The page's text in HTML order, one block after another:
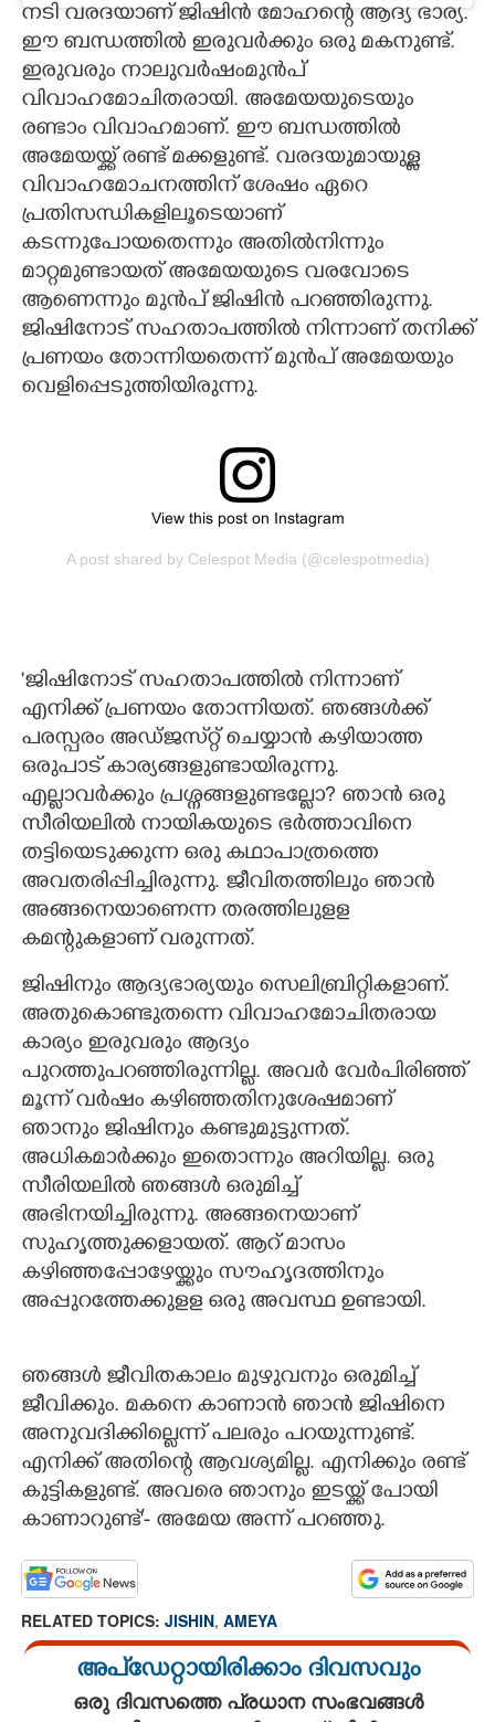
നടി വരദയാണ് ജിഷിൻ മോഹന്റെ ആദ്യ ഭാര്യ.
ഈ ബന്ധത്തിൽ ഇരുവർക്കും ഒരു മകനുണ്ട്.
ഇരുവരും നാലുവർഷംമുൻപ്
വിവാഹമോചിതരായി. അമേയയുടെയും
രണ്ടാം വിവാഹമാണ്. ഈ ബന്ധത്തിൽ
അമേയയ്ക്ക് രണ്ട് മക്കളുണ്ട്. വരദയുമായുള്ള
വിവാഹമോചനത്തിന് ശേഷം ഏറെ
പ്രതിസന്ധികളിലൂടെയാണ്
കടന്നുപോയതെന്നും അതിൽനിന്നും
മാറ്റമുണ്ടായത് അമേയയുടെ വരവോടെ
ആണെന്നും മുൻപ് ജിഷിൻ പറഞ്ഞിരുന്നു.
ജിഷിനോട് സഹതാപത്തിൽ നിന്നാണ് തനിക്ക്
പ്രണയം തോന്നിയതെന്ന് മുൻപ് അമേയയും
വെളിപ്പെടുത്തിയിരുന്നു.
View this post on Instagram
A post shared by Celespot Media (@celespotmedia)
'ജിഷിനോട് സഹതാപത്തിൽ നിന്നാണ്
എനിക്ക് പ്രണയം തോന്നിയത്. ഞങ്ങൾക്ക്
പരസ്പരം അഡ്ജസ്​റ്റ് ചെയ്യാൻ കഴിയാത്ത
ഒരുപാട് കാര്യങ്ങളുണ്ടായിരുന്നു.
എല്ലാവർക്കും പ്രശ്നങ്ങളുണ്ടല്ലോ? ഞാൻ ഒരു
സീരിയലിൽ നായികയുടെ ഭർത്താവിനെ
തട്ടിയെടുക്കുന്ന ഒരു കഥാപാത്രത്തെ
അവതരിപ്പിച്ചിരുന്നു. ജീവിതത്തിലും ഞാൻ
അങ്ങനെയാണെന്ന തരത്തിലുളള
കമന്റുകളാണ് വരുന്നത്.
ജിഷിനും ആദ്യഭാര്യയും സെലിബ്രി​റ്റികളാണ്.
അതുകൊണ്ടുതന്നെ വിവാഹമോചിതരായ
കാര്യം ഇരുവരും ആദ്യം
പുറത്തുപറഞ്ഞിരുന്നില്ല. അവർ വേർപിരിഞ്ഞ്
മൂന്ന് വർഷം കഴിഞ്ഞതിനുശേഷമാണ്
ഞാനും ജിഷിനും കണ്ടുമുട്ടുന്നത്.
അധികമാർക്കും ഇതൊന്നും അറിയില്ല. ഒരു
സീരിയലിൽ ഞങ്ങൾ ഒരുമിച്ച്
അഭിനയിച്ചിരുന്നു. അങ്ങനെയാണ്
സുഹൃത്തുക്കളായത്. ആറ് മാസം
കഴിഞ്ഞപ്പോഴേയ്ക്കും സൗഹൃദത്തിനും
അപ്പുറത്തേക്കുളള ഒരു അവസ്ഥ ഉണ്ടായി.
ഞങ്ങൾ ജീവിതകാലം മുഴുവനും ഒരുമിച്ച്
ജീവിക്കും. മകനെ കാണാൻ ഞാൻ ജിഷിനെ
അനുവദിക്കില്ലെന്ന് പലരും പറയുന്നുണ്ട്.
എനിക്ക് അതിന്റെ ആവശ്യമില്ല. എനിക്കും രണ്ട്
കുട്ടികളുണ്ട്. അവരെ ഞാനും ഇടയ്ക്ക് പോയി
കാണാറുണ്ട്'- അമേയ അന്ന് പറഞ്ഞു.
RELATED TOPICS: JISHIN, AMEYA
അപ്ഡേറ്റായിരിക്കാം ദിവസവും
ഒരു ദിവസത്തെ പ്രധാന സംഭവങ്ങൾ